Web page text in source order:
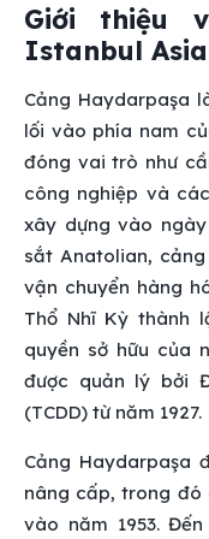
Giới thiệu
Istanbul
Cảng Haydarpaşa
lối vào phía nam
đóng vai trò như
công nghiệp và
xây dựng vào
sắt Anatolian,
vận chuyển hàng
Thổ Nhĩ Kỳ thành
quyền sở hữu của
được quản lý bởi
(TCDD) từ năm 1927.
Cảng Haydarpaşa
nâng cấp, trong
vào năm 1953.